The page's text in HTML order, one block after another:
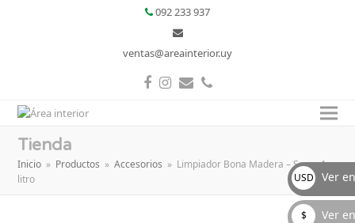
092 233 937
ventas@areainterior.uy
Facebook
Instagram
CorreoTeléfono
Tienda
Inicio » Productos » Accesorios » Limpiador Bona Madera – Spray 1
litro
USD
D
Ver
$
Ver